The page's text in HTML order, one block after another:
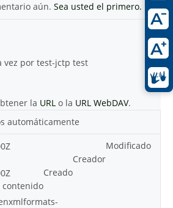
aún. Sea usted el primero.
vez por test-jctp test
la URL o la URL WebDAV.
automáticamente
Modificado
Creador
Creado
contenido